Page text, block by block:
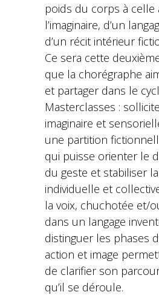
poids du corps à celle
l’imaginaire, d’un
d’un récit intérieur
Ce sera cette
que la chorégraphe
et partager dans le
Masterclasses :
imaginaire et
une partition
qui puisse orienter le
du geste et stabiliser
individuelle et
la voix, chuchotée et/
dans un langage
distinguer les phases
action et image
de clarifier son
qu’il se déroule.